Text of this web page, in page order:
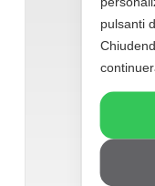
pulsanti